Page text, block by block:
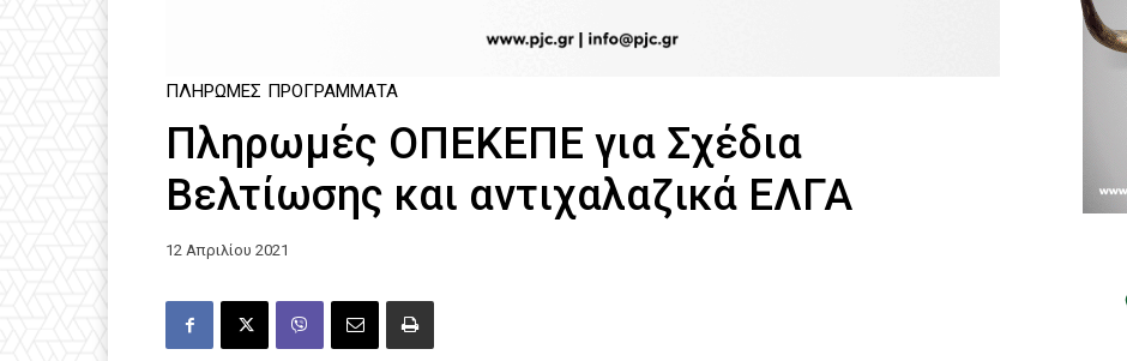
ΠΛΗΡΩΜΈΣ ΠΡΟΓΡΆΜΜΑΤΑ
Πληρωμές ΟΠΕΚΕΠΕ για Σχέδια
Βελτίωσης και αντιχαλαζικά ΕΛΓΑ
12 Απριλίου 2021